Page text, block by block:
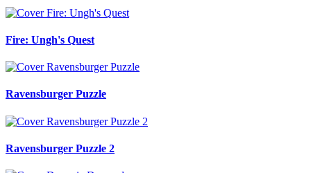
Fire: Ungh's Quest
Ravensburger Puzzle
Ravensburger Puzzle 2